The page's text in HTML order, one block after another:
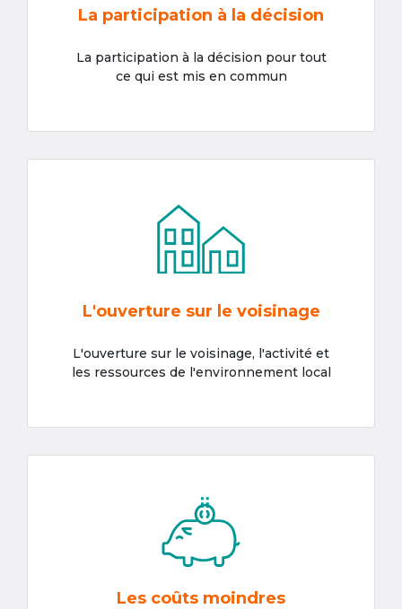
La participation à la décision
La participation à la décision pour tout
ce qui est mis en commun
L'ouverture sur le voisinage
L'ouverture sur le voisinage, l'activité et
les ressources de l'environnement local
Les coûts moindres